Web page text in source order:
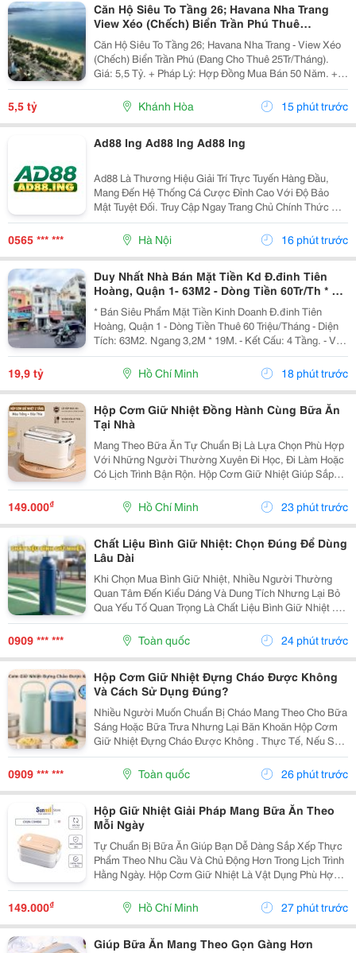
Căn Hộ Siêu To Tầng 26; Havana Nha Trang
View Xéo (Chếch) Biển Trần Phú Thuê
25Tr/Tháng 5,5 Tỷ
Căn Hộ Siêu To Tầng 26; Havana Nha Trang - View Xéo
(Chếch) Biển Trần Phú (Đang Cho Thuê 25Tr/Tháng).
Giá: 5,5 Tỷ. + Pháp Lý: Hợp Đồng Mua Bán 50 Năm. +
Toạ Lạc: 38 Trần Phú, P Lộc Thọ, Tp Nha Trang, Tỉnh
Khánh Hoà. + Diện Tích: 160M&Sup2; Tầng 26 /...
5,5 tỷ Khánh Hòa 15 phút trước
Ad88 Ing Ad88 Ing Ad88 Ing
Ad88 Là Thương Hiệu Giải Trí Trực Tuyến Hàng Đầu,
Mang Đến Hệ Thống Cá Cược Đỉnh Cao Với Độ Bảo
Mật Tuyệt Đối. Truy Cập Ngay Trang Chủ Chính Thức Để
Trải Nghiệm Kho Game Đa Dạng, Tỷ Lệ Đổi Thưởng
Cực Khủng Cùng Hàng Ngàn Ưu Đãi Hấp Dẫn Mỗi Ngày.
0565 *** *** Hà Nội 16 phút trước
Duy Nhất Nhà Bán Mặt Tiền Kd Đ.đinh Tiên
Hoàng, Quận 1- 63M2 - Dòng Tiền 60Tr/Th * Lh
Giang Giang:
* Bán Siêu Phẩm Mặt Tiền Kinh Doanh Đ.đinh Tiên
Hoàng, Quận 1 - Dòng Tiền Thuê 60 Triệu/Tháng - Diện
Tích: 63M2. Ngang 3,2M * 19M. - Kết Cấu: 4 Tầng. - Vị
Trí Đắc Địa Hiếm Nhà Bán. - Hiện Cho Thuê Vp Đang
Hoàn Thiện Trang Thiết Bị Đi Vào Hoạt...
19,9 tỷ Hồ Chí Minh 18 phút trước
Hộp Cơm Giữ Nhiệt Đồng Hành Cùng Bữa Ăn
Tại Nhà
Mang Theo Bữa Ăn Tự Chuẩn Bị Là Lựa Chọn Phù Hợp
Với Những Người Thường Xuyên Đi Học, Đi Làm Hoặc
Có Lịch Trình Bận Rộn. Hộp Cơm Giữ Nhiệt Giúp Sắp
Xếp Các Món Ăn Gọn Gàng, Thuận Tiện Mang Theo Và
Sử Dụng Trong Ngày. Chọn Hộp Theo Cách Sắp Xếp
Thức...
149.000₫ Hồ Chí Minh 23 phút trước
Chất Liệu Bình Giữ Nhiệt: Chọn Đúng Để Dùng
Lâu Dài
Khi Chọn Mua Bình Giữ Nhiệt, Nhiều Người Thường
Quan Tâm Đến Kiểu Dáng Và Dung Tích Nhưng Lại Bỏ
Qua Yếu Tố Quan Trọng Là Chất Liệu Bình Giữ Nhiệt .
Mỗi Loại Chất Liệu Đều Có Những Ưu Điểm Và Hạn Chế
Riêng, Ảnh Hưởng Đến Khả Năng Giữ Nhiệt, Độ Bền...
0909 *** *** Toàn quốc 24 phút trước
Hộp Cơm Giữ Nhiệt Đựng Cháo Được Không
Và Cách Sử Dụng Đúng?
Nhiều Người Muốn Chuẩn Bị Cháo Mang Theo Cho Bữa
Sáng Hoặc Bữa Trưa Nhưng Lại Băn Khoăn Hộp Cơm
Giữ Nhiệt Đựng Cháo Được Không . Thực Tế, Nếu Sử
Dụng Đúng Cách, Hộp Cơm Giữ Nhiệt Hoàn Toàn Có
Thể Đáp Ứng Nhu Cầu Này. Tuy Nhiên, Để Cháo Giữ
Được Hương...
0909 *** *** Toàn quốc 26 phút trước
Hộp Giữ Nhiệt Giải Pháp Mang Bữa Ăn Theo
Mỗi Ngày
Tự Chuẩn Bị Bữa Ăn Giúp Bạn Dễ Dàng Sắp Xếp Thực
Phẩm Theo Nhu Cầu Và Chủ Động Hơn Trong Lịch Trình
Hằng Ngày. Hộp Cơm Giữ Nhiệt Là Vật Dụng Phù Hợp
Để Mang Cơm Đến Trường, Nơi Làm Việc Hoặc Sử
Dụng Trong Những Chuyến Đi. Ưu Tiên Thiết Kế Có
Nhiều...
149.000₫ Hồ Chí Minh 27 phút trước
Giúp Bữa Ăn Mang Theo Gọn Gàng Hơn